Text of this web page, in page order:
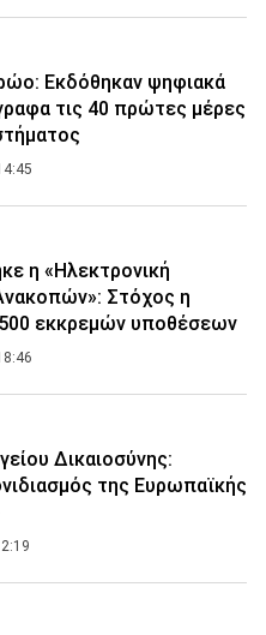
Εκδόθηκαν ψηφιακά
τις 40 πρώτες μέρες
η «Ηλεκτρονική
Στόχος η
εκκρεμών υποθέσεων
Δικαιοσύνης:
της Ευρωπαϊκής